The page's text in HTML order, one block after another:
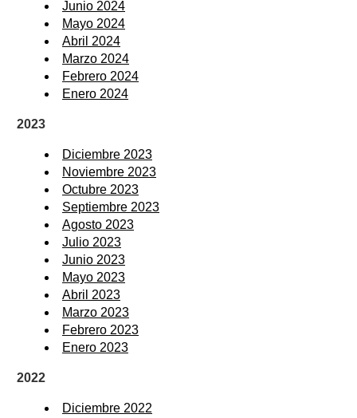
Junio 2024
Mayo 2024
Abril 2024
Marzo 2024
Febrero 2024
Enero 2024
2023
Diciembre 2023
Noviembre 2023
Octubre 2023
Septiembre 2023
Agosto 2023
Julio 2023
Junio 2023
Mayo 2023
Abril 2023
Marzo 2023
Febrero 2023
Enero 2023
2022
Diciembre 2022